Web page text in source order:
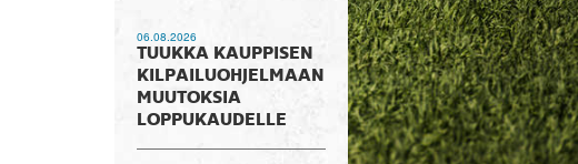
06.08.2026
TUUKKA KAUPPISEN
KILPAILUOHJELMAAN
MUUTOKSIA
LOPPUKAUDELLE